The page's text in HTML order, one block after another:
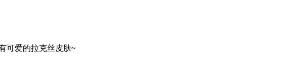
可爱的拉克丝皮肤~